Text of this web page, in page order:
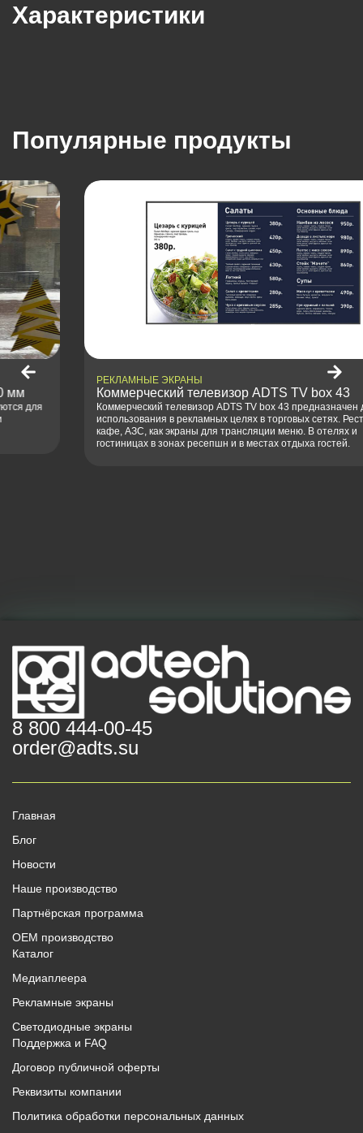
Характеристики
Популярные продукты
РЕКЛАМНЫЕ ЭКРАНЫ
Коммерческий телевизор ADTS TV box 43
Коммерческий телевизор ADTS TV box 43 предназначен для
использования в рекламных целях в торговых сетях. Ресторанах,
кафе, АЗС, как экраны для трансляции меню. В отелях и
гостиницах в зонах ресепшн и в местах отдыха гостей.
8 800 444-00-45
order@adts.su
Главная
Блог
Новости
Наше производство
Партнёрская программа
OEM производство
Каталог
Медиаплеера
Рекламные экраны
Светодиодные экраны
Поддержка и FAQ
Договор публичной оферты
Реквизиты компании
Политика обработки персональных данных